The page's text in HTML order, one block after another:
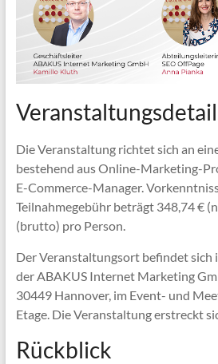
Die Veranstaltung richtet sich an
bestehend aus Online-Marketing-
E-Commerce-Manager.
Teilnahmegebühr beträgt 348,74 €
(brutto) pro Person.
Der Veranstaltungsort befindet sich
der ABAKUS Internet Marketing
30449 Hannover, im Event- und
Etage. Die Veranstaltung erstreckt
Rückblick